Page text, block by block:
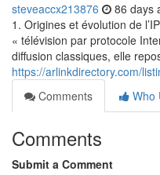
steveaccx213876 86 days
1. Origines et évolution de
« télévision par protocole
diffusion classiques, elle
https://arlinkdirectory.com/
Comments
Who
Comments
Submit a Comment